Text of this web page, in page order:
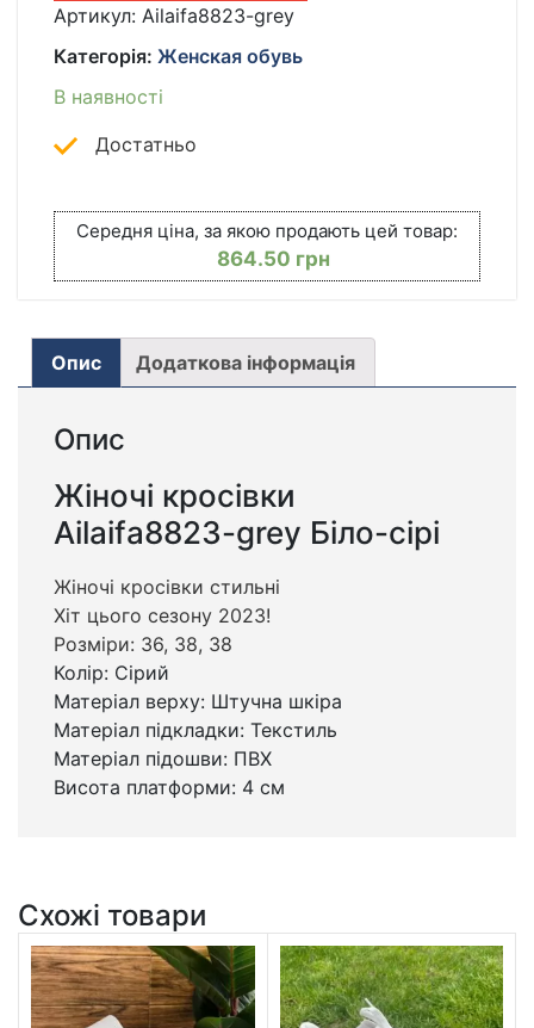
СЕРЫЕ
Артикул: Ailaifa8823-grey
Категорія: Женская обувь
В наявності
Достатньо
Середня ціна, за якою продають цей товар:
864.50 грн
Опис Додаткова інформація
Опис
Жіночі кросівки
Ailaifa8823-grey Біло-сірі
Жіночі кросівки стильні
Хіт цього сезону 2023!
Розміри: 36, 38, 38
Колір: Сірий
Матеріал верху: Штучна шкіра
Матеріал підкладки: Текстиль
Матеріал підошви: ПВХ
Висота платформи: 4 см
Схожі товари